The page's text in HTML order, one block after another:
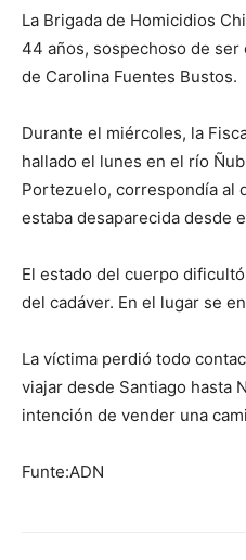
La Brigada de Homicidios
44 años, sospechoso de
de Carolina Fuentes Bustos.
Durante el miércoles, la
hallado el lunes en el río
Portezuelo, correspondía al
estaba desaparecida desde
El estado del cuerpo
del cadáver. En el lugar se
La víctima perdió todo
viajar desde Santiago hasta
intención de vender una
Funte:ADN